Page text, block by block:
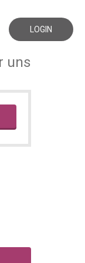
LOGIN
uns